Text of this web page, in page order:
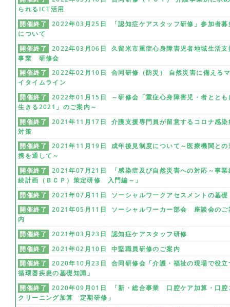
られるICT活用
開催終了
2022年03月25日 「認知症ケアスタッフ研修」参加者募
について
開催終了
2022年03月06日 久留米市重症心身障害児者地域生活支
事業 研修会
開催終了
2022年02月10日 合同研修（防災） 自然災害に備える
イタイムライン
開催終了
2022年01月15日 ～研修会「重症心身障害児・者ととも
生きる2021」のご案内～
開催終了
2021年11月17日 介護支援専門員が留意するコロナ感染
対策
開催終了
2021年11月19日 成年後見制度について～医療機関との
携を通して～
開催終了
2021年07月21日 「感染症及び自然災害への対応～事業
続計画（ＢＣＰ）策定研修 入門編～」
開催終了
2021年07月11日 ソーシャルワークアセスメントの基礎
開催終了
2021年05月11日 ソーシャルワーカー部会 座談会のご
内
開催終了
2021年03月23日 認知症ケアスタッフ研修
開催終了
2021年02月10日 中堅職員研修のご案内
開催終了
2020年10月23日 合同研修会「介護・福祉の現場で役立
循環器疾患の基礎知識」
開催終了
2020年09月01日 「新・総合事業 口腔ケア加算・口腔
クリーニング加算 定期研修」